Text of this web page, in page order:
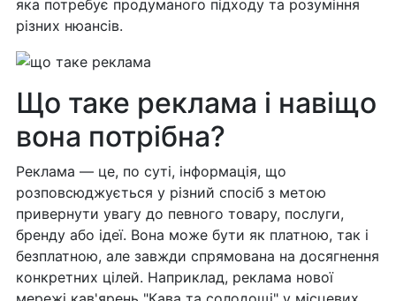
яка потребує продуманого підходу та розуміння
різних нюансів.
Що таке реклама і навіщо
вона потрібна?
Реклама — це, по суті, інформація, що
розповсюджується у різний спосіб з метою
привернути увагу до певного товару, послуги,
бренду або ідеї. Вона може бути як платною, так і
безплатною, але завжди спрямована на досягнення
конкретних цілей. Наприклад, реклама нової